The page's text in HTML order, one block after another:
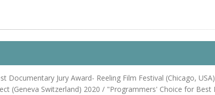
Jury Award- Reeling Film Festival (Chicago,
(Geneva Switzerland) 2020 / "Programmers' Choice for